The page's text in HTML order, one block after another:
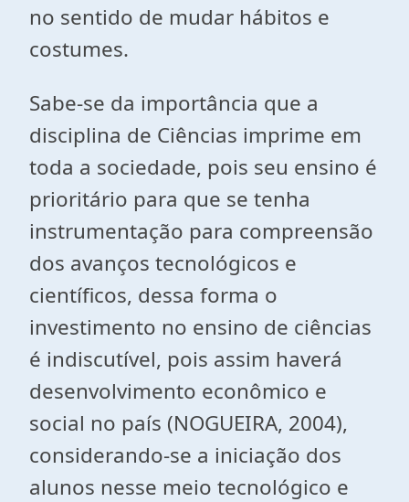
no sentido de mudar hábitos e
costumes.
Sabe-se da importância que a
disciplina de Ciências imprime em
toda a sociedade, pois seu ensino é
prioritário para que se tenha
instrumentação para compreensão
dos avanços tecnológicos e
científicos, dessa forma o
investimento no ensino de ciências
é indiscutível, pois assim haverá
desenvolvimento econômico e
social no país (NOGUEIRA, 2004),
considerando-se a iniciação dos
alunos nesse meio tecnológico e